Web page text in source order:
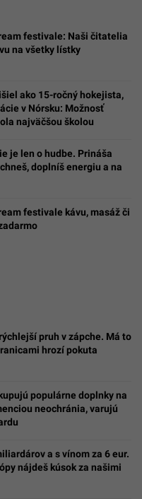
festivale: Naši čitatelia
na všetky lístky
ako 15-ročný hokejista,
v Nórsku: Možnosť
najväčšou školou
je len o hudbe. Prináša
doplníš energiu a na
festivale kávu, masáž či
pruh v zápche. Má to
hrozí pokuta
populárne doplnky na
neochránia, varujú
a s vínom za 6 eur.
nájdeš kúsok za našimi